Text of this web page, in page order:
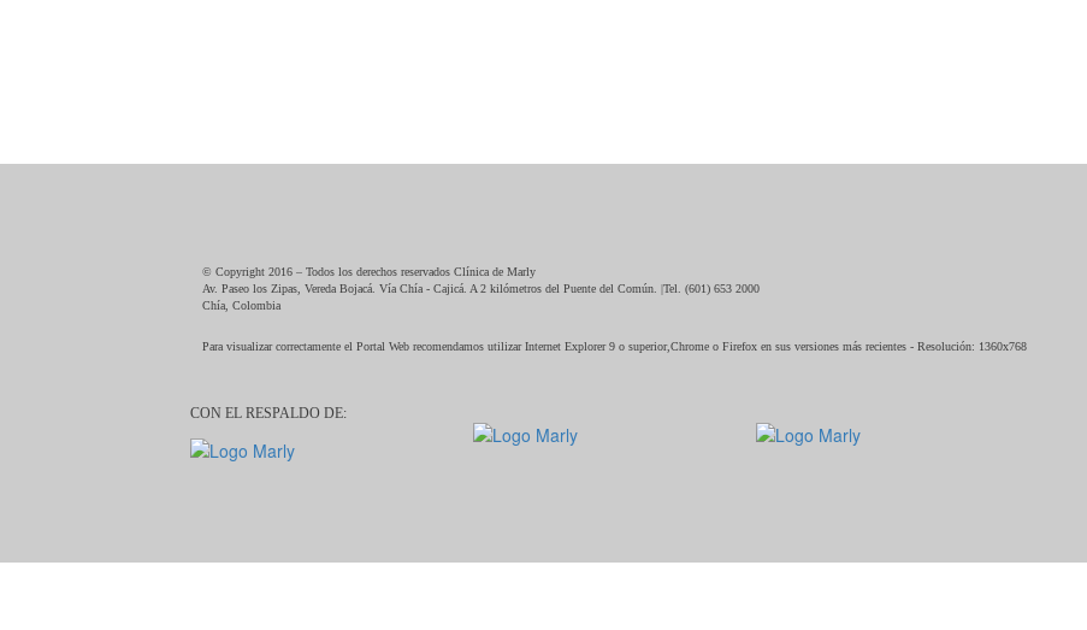
© Copyright 2016 – Todos los derechos reservados Clínica de Marly
Av. Paseo los Zipas, Vereda Bojacá. Vía Chía - Cajicá. A 2 kilómetros del Puente del Común. |Tel. (601) 653 2000
Chía, Colombia
Para visualizar correctamente el Portal Web recomendamos utilizar Internet Explorer 9 o superior,Chrome o Firefox en sus versiones más recientes - Resolución: 1360x768
CON EL RESPALDO DE: